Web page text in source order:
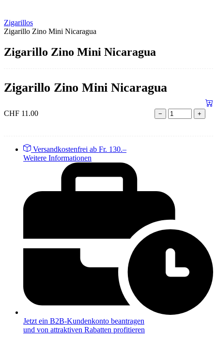
Zigarillos
Zigarillo Zino Mini Nicaragua
Zigarillo Zino Mini Nicaragua
Zigarillo Zino Mini Nicaragua
CHF 11.00 − +
Versandkostenfrei ab Fr. 130.–
Weitere Informationen
Jetzt ein B2B-Kundenkonto beantragen
und von attraktiven Rabatten profitieren